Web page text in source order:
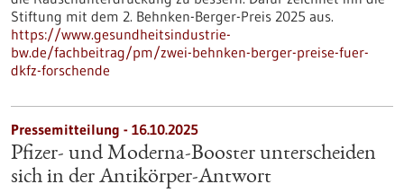
Stiftung mit dem 2. Behnken-Berger-Preis 2025 aus.
https://www.gesundheitsindustrie-
bw.de/fachbeitrag/pm/zwei-behnken-berger-preise-fuer-
dkfz-forschende
Pressemitteilung - 16.10.2025
Pfizer- und Moderna-Booster unterscheiden
sich in der Antikörper-Antwort